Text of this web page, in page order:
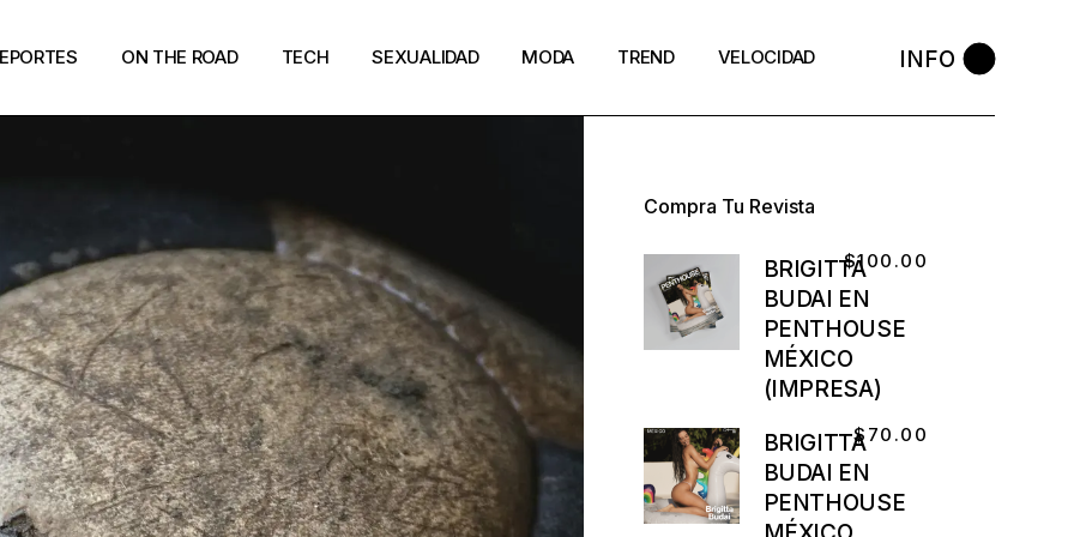
ON THE ROAD TECH SEXUALIDAD MODA TREND VELOCIDAD INFO
Compra Tu Revista
BRIGITTA
BUDAI EN
PENTHOUSE
MÉXICO
(IMPRESA)
$100.00
BRIGITTA
BUDAI EN
PENTHOUSE
$ 70.00